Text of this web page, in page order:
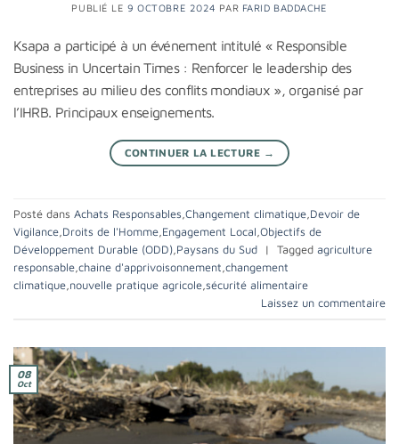
PUBLIÉ LE9 OCTOBRE 2024 PAR FARID BADDACHE
Ksapa a participé à un événement intitulé « Responsible
Business in Uncertain Times : Renforcer le leadership des
entreprises au milieu des conflits mondiaux », organisé par
l’IHRB. Principaux enseignements.
CONTINUER LA LECTURE →
Posté dans Achats Responsables Changement climatique Devoir de
Vigilance Droits de l'Homme Engagement Local Objectifs de
Développement Durable (ODD) Paysans du Sud | Tagged agriculture
responsable chaine d'apprivoisonnement changement
climatique nouvelle pratique agricole sécurité alimentaire
Laissez un commentaire
08
Oct